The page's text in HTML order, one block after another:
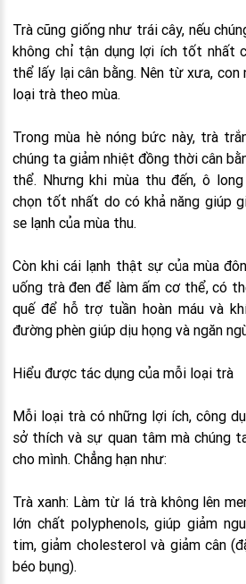
Trà cũng giống như trái cây, nếu
không chỉ tận dụng lợi ích tốt nhất
thể lấy lại cân bằng. Nên từ xưa,
loại trà theo mùa.
Trong mùa hè nóng bức này, trà
chúng ta giảm nhiệt đồng thời cân
thể. Nhưng khi mùa thu đến, ô
chọn tốt nhất do có khả năng giúp
se lạnh của mùa thu.
Còn khi cái lạnh thật sự của mùa
uống trà đen để làm ấm cơ thể, có
quế để hỗ trợ tuần hoàn máu và
đường phèn giúp dịu họng và ngăn
Hiểu được tác dụng của mỗi loại trà
Mỗi loại trà có những lợi ích, công
sở thích và sự quan tâm mà chúng
cho mình. Chẳng hạn như:
Trà xanh: Làm từ lá trà không lên
lớn chất polyphenols, giúp giảm
tim, giảm cholesterol và giảm cân
béo bụng).